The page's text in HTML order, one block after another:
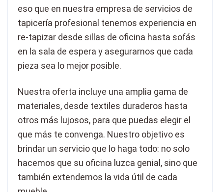
eso que en nuestra empresa de servicios de
tapicería profesional tenemos experiencia en
re-tapizar desde sillas de oficina hasta sofás
en la sala de espera y asegurarnos que cada
pieza sea lo mejor posible.
Nuestra oferta incluye una amplia gama de
materiales, desde textiles duraderos hasta
otros más lujosos, para que puedas elegir el
que más te convenga. Nuestro objetivo es
brindar un servicio que lo haga todo: no solo
hacemos que su oficina luzca genial, sino que
también extendemos la vida útil de cada